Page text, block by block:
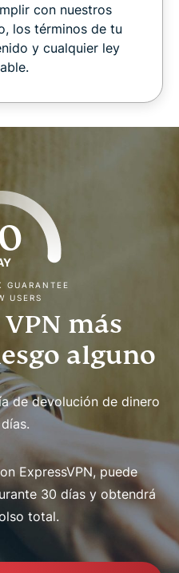
con nuestros
los términos de tu
y cualquier ley
GUARANTEE
USERS
más
alguno
de devolución de dinero
ExpressVPN, puede
30 días y obtendrá
total.